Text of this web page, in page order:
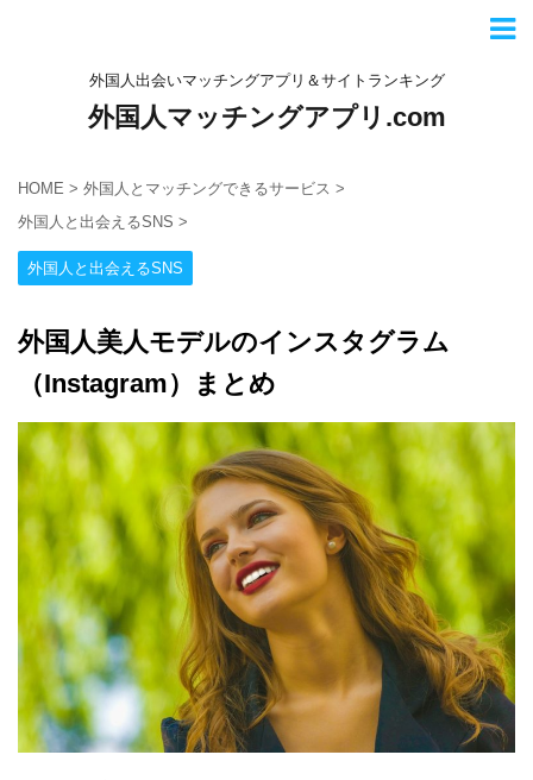
外国人出会いマッチングアプリ＆サイトランキング
外国人マッチングアプリ.com
HOME > 外国人とマッチングできるサービス >
外国人と出会えるSNS >
外国人と出会えるSNS
外国人美人モデルのインスタグラム
（Instagram）まとめ